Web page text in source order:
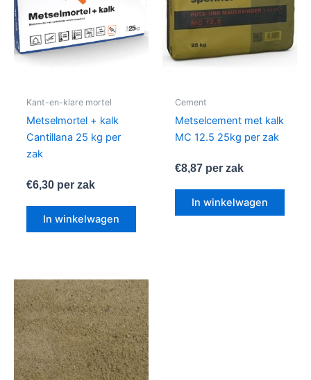
Kant-en-klare mortel
Metselmortel + kalk
Cantillana 25 kg per
zak
€6,30per zak
In winkelwagen
Cement
Metselcement met kalk
MC 12.5 25kg per zak
€8,87per zak
In winkelwagen